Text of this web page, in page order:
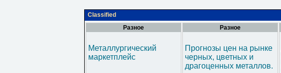
Classified
Разное
Металлургический
маркетплейс
Разное
Прогнозы цен на рынке
черных, цветных и
драгоценных металлов.